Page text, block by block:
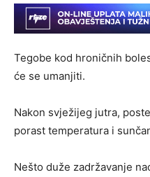
Tegobe kod hroničnih
će se umanjiti.
Nakon svježijeg jutra,
porast temperatura i
Nešto duže zadržavanje